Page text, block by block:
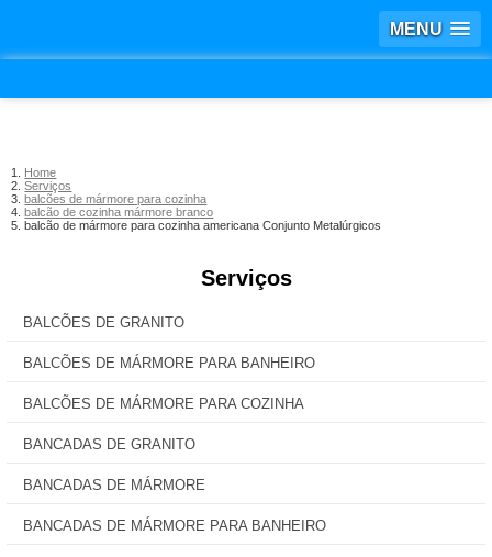
MENU
Home
Serviços
balcões de mármore para cozinha
balcão de cozinha mármore branco
balcão de mármore para cozinha americana Conjunto Metalúrgicos
Serviços
BALCÕES DE GRANITO
BALCÕES DE MÁRMORE PARA BANHEIRO
BALCÕES DE MÁRMORE PARA COZINHA
BANCADAS DE GRANITO
BANCADAS DE MÁRMORE
BANCADAS DE MÁRMORE PARA BANHEIRO